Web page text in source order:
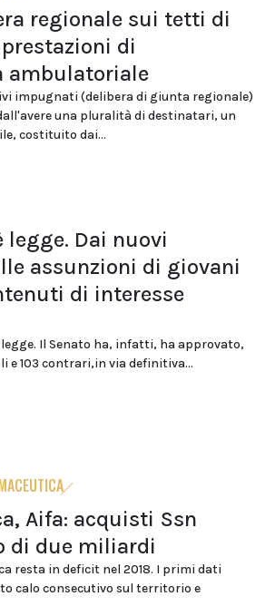
regionale sui tetti di
di
ambulatoriale
impugnati (delibera di giunta regionale)
una pluralità di destinatari, un
costituito dai...
legge. Dai nuovi
assunzioni di giovani
di interesse
Il Senato ha, infatti, ha approvato,
e 103 contrari,in via definitiva...
Aifa: acquisti Ssn
di due miliardi
resta in deficit nel 2018. I primi dati
calo consecutivo sul territorio e